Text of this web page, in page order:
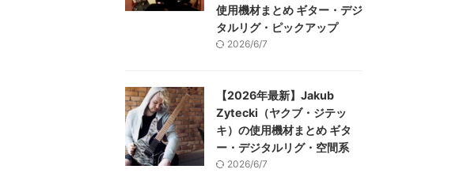
使用機材まとめ ギター・デジ
タルリグ・ピックアップ
2026/6/7
【2026年最新】Jakub
Zytecki（ヤクブ・ジテッ
キ）の使用機材まとめ ギタ
ー・デジタルリグ・空間系
2026/6/7